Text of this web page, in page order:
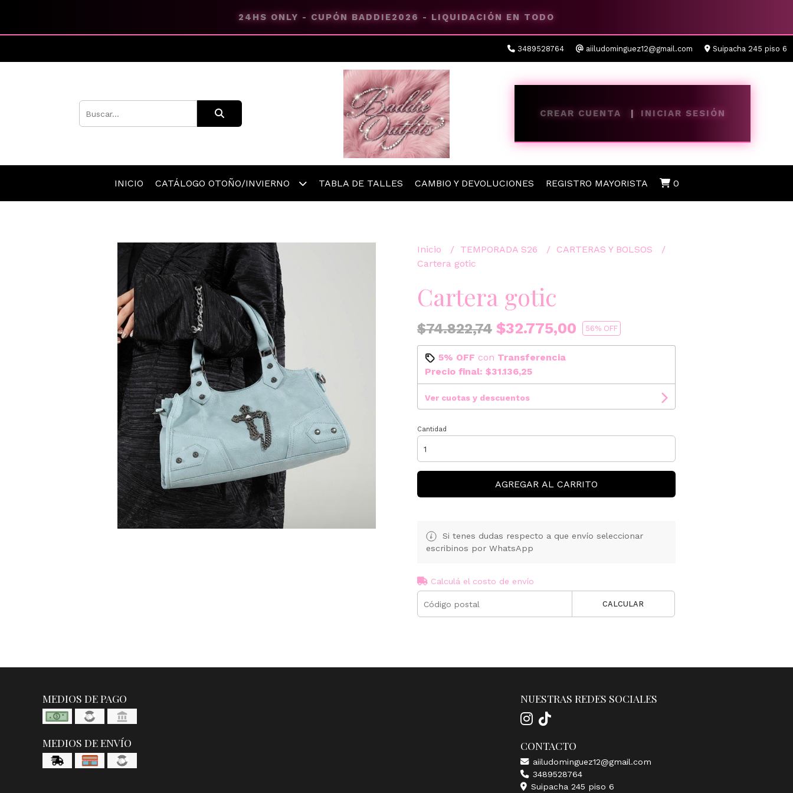
24HS ONLY - CUPÓN BADDIE2026 - LIQUIDACIÓN EN TODO
3489528764 aiiludominguez12@gmail.com Suipacha 245 piso 6
CREAR CUENTA INICIAR SESIÓN
INICIO CATÁLOGO OTOÑO/INVIERNO TABLA DE TALLES CAMBIO Y DEVOLUCIONES REGISTRO MAYORISTA 0
Inicio TEMPORADA S26
CARTERAS Y BOLSOS
Cartera gotic
Cartera gotic
$74.822,74 $32.775,00 56% OFF
5% OFF con Transferencia
Precio final: $31.136,25
Ver cuotas y descuentos
Cantidad
AGREGAR AL CARRITO
Si tenes dudas respecto a que envío seleccionar
escribinos por WhatsApp
Calculá el costo de envío
CALCULAR
MEDIOS DE PAGO
MEDIOS DE ENVÍO
NUESTRAS REDES SOCIALES
CONTACTO
aiiludominguez12@gmail.com
3489528764
Suipacha 245 piso 6